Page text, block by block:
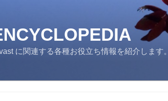
に関連する各種お役立ち情報を紹介します。